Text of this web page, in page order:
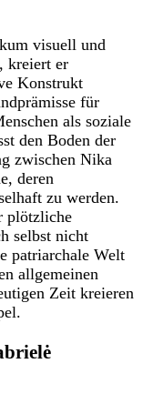
visuell und
kreiert er
Konstrukt
für
als soziale
den Boden der
zwischen Nika
deren
zu werden.
plötzliche
selbst nicht
patriarchale Welt
allgemeinen
Zeit kreieren